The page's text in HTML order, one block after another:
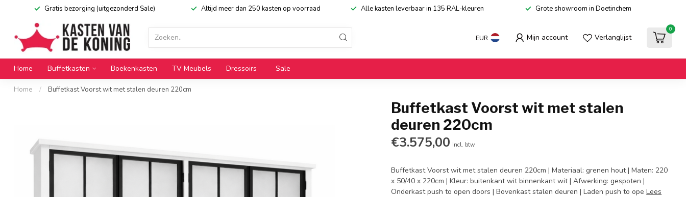
Gratis bezorging (uitgezonderd Sale) Altijd meer dan 250 kasten op voorraad Alle kasten leverbaar in 135 RAL-kleuren Grote showroom in Doetinchem
EUR Mijn account Verlanglijst
0
Home Buffetkasten Boekenkasten TV Meubels Dressoirs Sale
Home / Buffetkast Voorst wit met stalen deuren 220cm
Buffetkast Voorst wit met stalen
deuren 220cm
€3.575,00 Incl. btw
Buffetkast Voorst wit met stalen deuren 220cm | Materiaal: grenen hout | Maten: 220
x 50/40 x 220cm | Kleur: buitenkant wit binnenkant wit | Afwerking: gespoten |
Onderkast push to open doors | Bovenkast stalen deuren | Laden push to opeLees